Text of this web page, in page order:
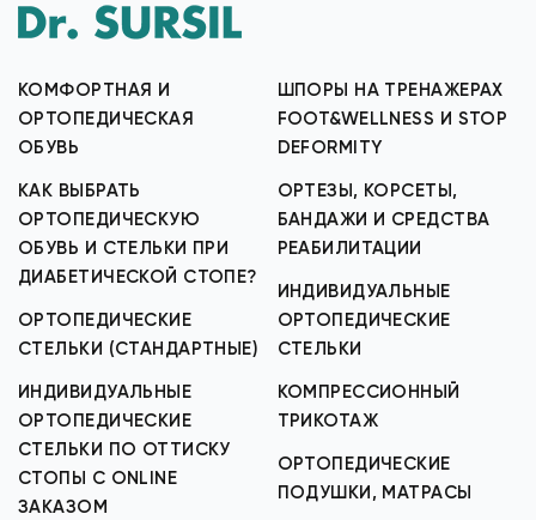
КОМФОРТНАЯ И
ОРТОПЕДИЧЕСКАЯ
ОБУВЬ
КАК ВЫБРАТЬ
ОРТОПЕДИЧЕСКУЮ
ОБУВЬ И СТЕЛЬКИ ПРИ
ДИАБЕТИЧЕСКОЙ СТОПЕ?
ОРТОПЕДИЧЕСКИЕ
СТЕЛЬКИ (СТАНДАРТНЫЕ)
ИНДИВИДУАЛЬНЫЕ
ОРТОПЕДИЧЕСКИЕ
СТЕЛЬКИ ПО ОТТИСКУ
СТОПЫ С ONLINE
ЗАКАЗОМ
ШПОРЫ НА ТРЕНАЖЕРАХ
FOOT&WELLNESS И STOP
DEFORMITY
ОРТЕЗЫ, КОРСЕТЫ,
БАНДАЖИ И СРЕДСТВА
РЕАБИЛИТАЦИИ
ИНДИВИДУАЛЬНЫЕ
ОРТОПЕДИЧЕСКИЕ
СТЕЛЬКИ
КОМПРЕССИОННЫЙ
ТРИКОТАЖ
ОРТОПЕДИЧЕСКИЕ
ПОДУШКИ, МАТРАСЫ